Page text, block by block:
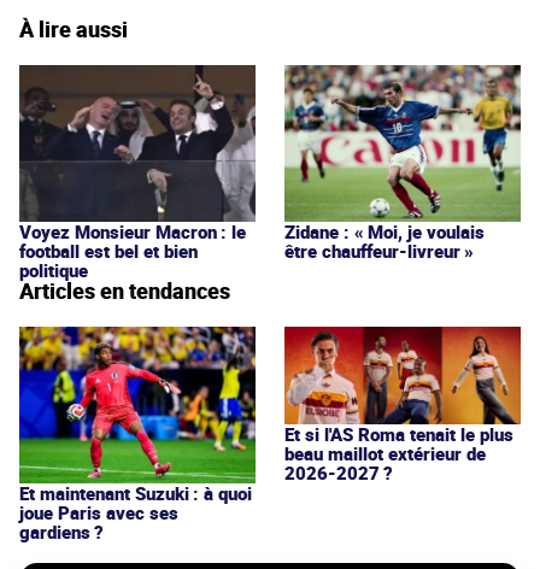
À lire aussi
Voyez Monsieur Macron : le
football est bel et bien
politique
Zidane : « Moi, je voulais
être chauffeur-livreur »
Articles en tendances
Et maintenant Suzuki : à quoi
joue Paris avec ses
gardiens ?
Et si l'AS Roma tenait le plus
beau maillot extérieur de
2026-2027 ?